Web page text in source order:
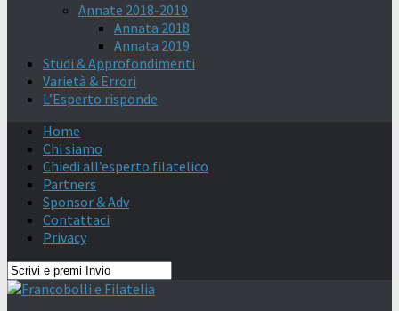
Annate 2018-2019
Annata 2018
Annata 2019
Studi & Approfondimenti
Varietà & Errori
L’Esperto risponde
Home
Chi siamo
Chiedi all’esperto filatelico
Partners
Sponsor & Adv
Contattaci
Privacy